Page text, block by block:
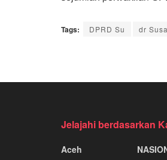
Tags: DPRD Su dr
Jelajahi berdasarkan
Aceh